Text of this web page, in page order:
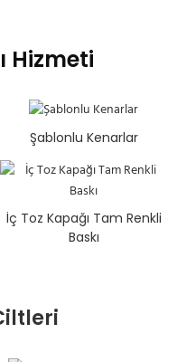
Hizmeti
Şablonlu Kenarlar
İç Toz Kapağı Tam Renkli
Baskı